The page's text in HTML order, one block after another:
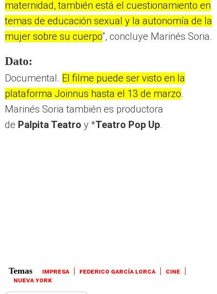
maternidad, también está el cuestionamiento en
temas de educación sexual y la autonomía de la
mujer sobre su cuerpo”, concluye Marinés Soria.
Dato:
Documental. El filme puede ser visto en la
plataforma Joinnus hasta el 13 de marzo.
Marinés Soria también es productora
de Palpita Teatro y *Teatro Pop Up.
IMPRESA FEDERICO GARCÍA LORCA
CINE
NUEVA YORK